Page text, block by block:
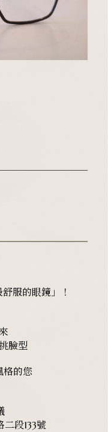
服的眼鏡」！
臉型
格的您
段133號